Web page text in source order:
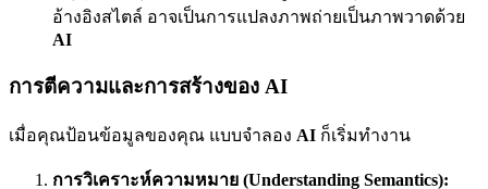
อ้างอิงสไตล์ อาจเป็นการแปลงภาพถ่ายเป็นภาพวาดด้วย
AI
การตีความและการสร้างของ AI
เมื่อคุณป้อนข้อมูลของคุณ แบบจำลอง AI ก็เริ่มทำงาน
การวิเคราะห์ความหมาย (Understanding Semantics):